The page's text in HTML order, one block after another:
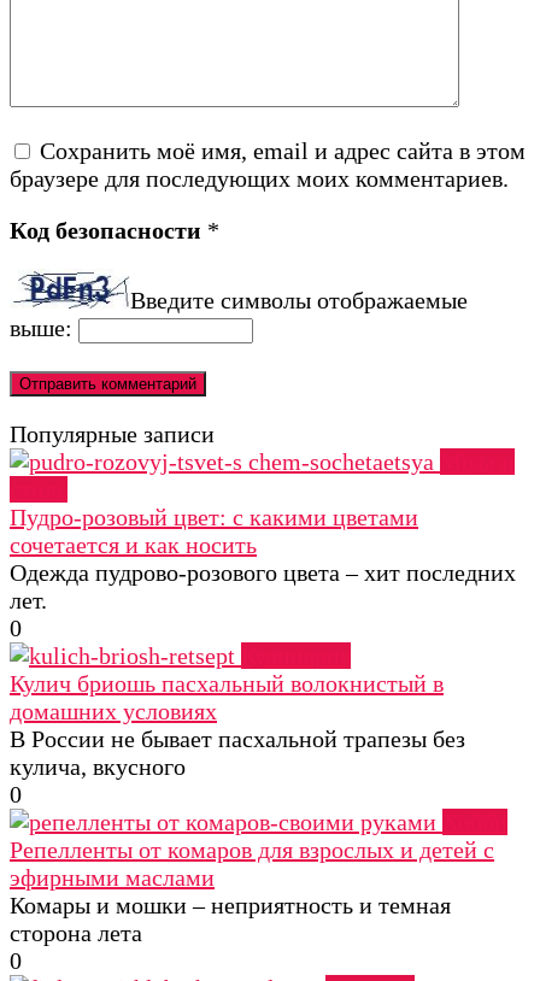
Сохранить моё имя, email и адрес сайта в этом
браузере для последующих моих комментариев.
Код безопасности *
Введите символы отображаемые
выше:
Популярные записи
Пудро-розовый цвет: с какими цветами
сочетается и как носить
Одежда пудрово-розового цвета – хит последних
лет.
0
Кулич бриошь пасхальный волокнистый в
домашних условиях
В России не бывает пасхальной трапезы без
кулича, вкусного
0
Репелленты от комаров для взрослых и детей с
эфирными маслами
Комары и мошки – неприятность и темная
сторона лета
0